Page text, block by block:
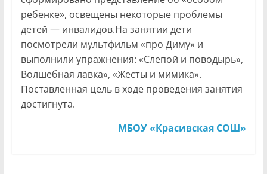
ребенке», освещены некоторые проблемы
детей — инвалидов.На занятии дети
посмотрели мультфильм «про Диму» и
выполнили упражнения: «Слепой и поводырь»,
Волшебная лавка», «Жесты и мимика».
Поставленная цель в ходе проведения занятия
достигнута.
МБОУ «Красивская СОШ»